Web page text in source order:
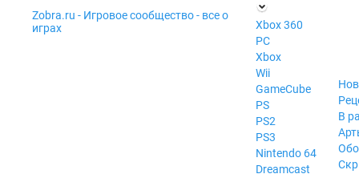
Zobra.ru - Игровое сообщество - все о
играх
П
ла
т
ф
ор
м
ы
Xbox 360
PC
Xbox
Wii
GameCube
PS
PS2
PS3
Nintendo 64
Dreamcast
В